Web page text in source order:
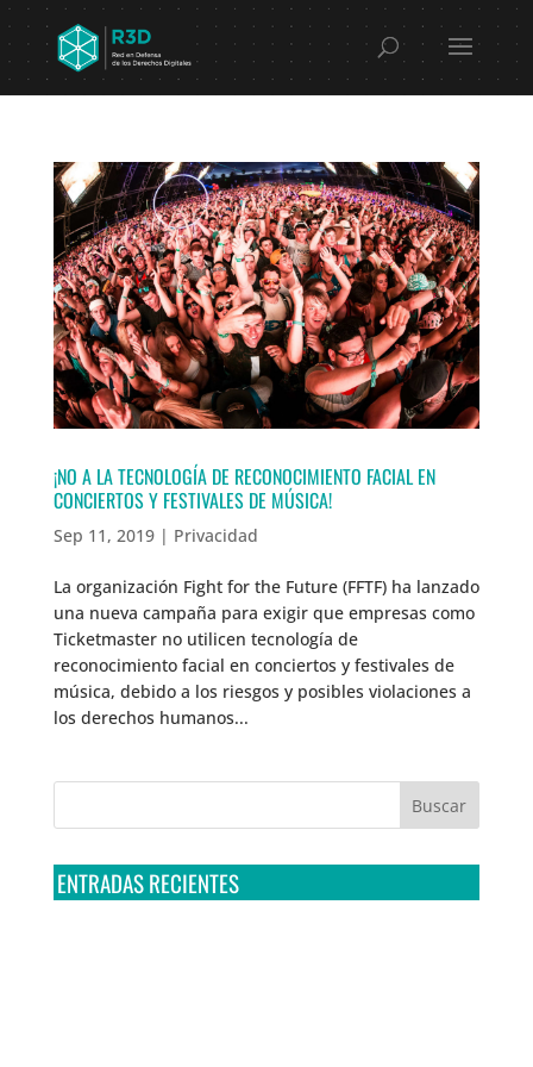
¡NO A LA TECNOLOGÍA DE RECONOCIMIENTO FACIAL EN
CONCIERTOS Y FESTIVALES DE MÚSICA!
Sep 11, 2019| Privacidad
La organización Fight for the Future (FFTF) ha lanzado
una nueva campaña para exigir que empresas como
Ticketmaster no utilicen tecnología de
reconocimiento facial en conciertos y festivales de
música, debido a los riesgos y posibles violaciones a
los derechos humanos...
ENTRADAS RECIENTES